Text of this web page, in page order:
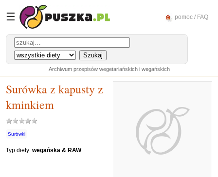
☰ pomoc / FAQ
Archiwum przepisów wegetariańskich i wegańskich
Surówka z kapusty z
kminkiem
Surówki
Typ diety: wegańska & RAW